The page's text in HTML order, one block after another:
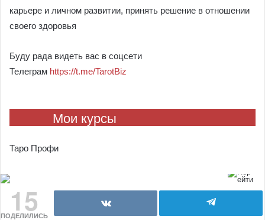
карьере и личном развитии, принять решение в отношении
своего здоровья
Буду рада видеть вас в соцсети
Телеграм https://t.me/TarotBiz
Мои курсы
Таро Профи
15
ПОДЕЛИЛИСЬ